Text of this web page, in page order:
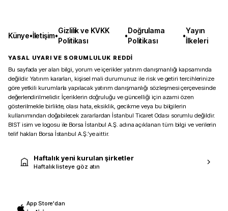
Künye•İletişim•
Gizlilik ve KVKK
Politikası
•
Doğrulama
Politikası
•
Yayın
İlkeleri
YASAL UYARI VE SORUMLULUK REDDİ
Bu sayfada yer alan bilgi, yorum ve içerikler yatırım danışmanlığı kapsamında
değildir. Yatırım kararları, kişisel mali durumunuz ile risk ve getiri tercihlerinize
göre yetkili kurumlarla yapılacak yatırım danışmanlığı sözleşmesi çerçevesinde
değerlendirilmelidir. İçeriklerin doğruluğu ve güncelliği için azami özen
gösterilmekle birlikte, olası hata, eksiklik, gecikme veya bu bilgilerin
kullanımından doğabilecek zararlardan İstanbul Ticaret Odası sorumlu değildir.
BIST isim ve logosu ile Borsa İstanbul A.Ş. adına açıklanan tüm bilgi ve verilerin
telif hakları Borsa İstanbul A.Ş.’ye aittir.
Haftalık yeni kurulan şirketler
Haftalık listeye göz atın
App Store'dan